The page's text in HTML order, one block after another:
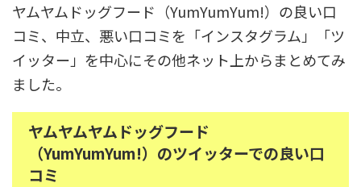
ヤムヤムドッグフード（YumYumYum!）の良い口
コミ、中立、悪い口コミを「インスタグラム」「ツ
イッター」を中心にその他ネット上からまとめてみ
ました。
ヤムヤムヤムドッグフード
（YumYumYum!）のツイッターでの良い口
コミ